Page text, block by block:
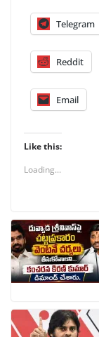
Telegram
Reddit
Email
Like this:
Loading...